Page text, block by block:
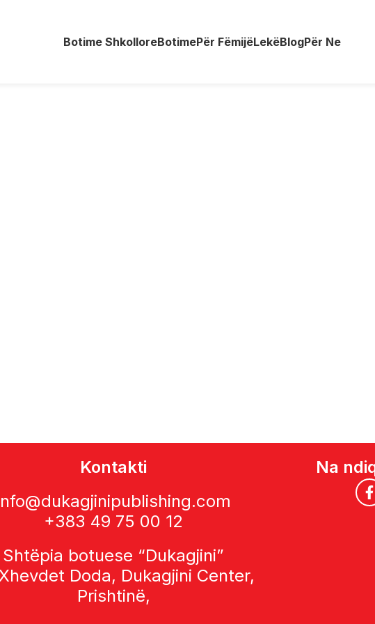
Botime ShkolloreBotimePër FëmijëLekëBlogPër Ne
Kontakti
+383 49 75 00 12
Shtëpia botuese “Dukagjini”
Doda, Dukagjini Center,
Prishtinë,
Na